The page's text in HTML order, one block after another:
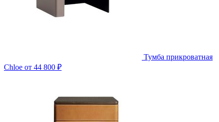
Тумба прикроватная
Chloe от 44 800 ₽